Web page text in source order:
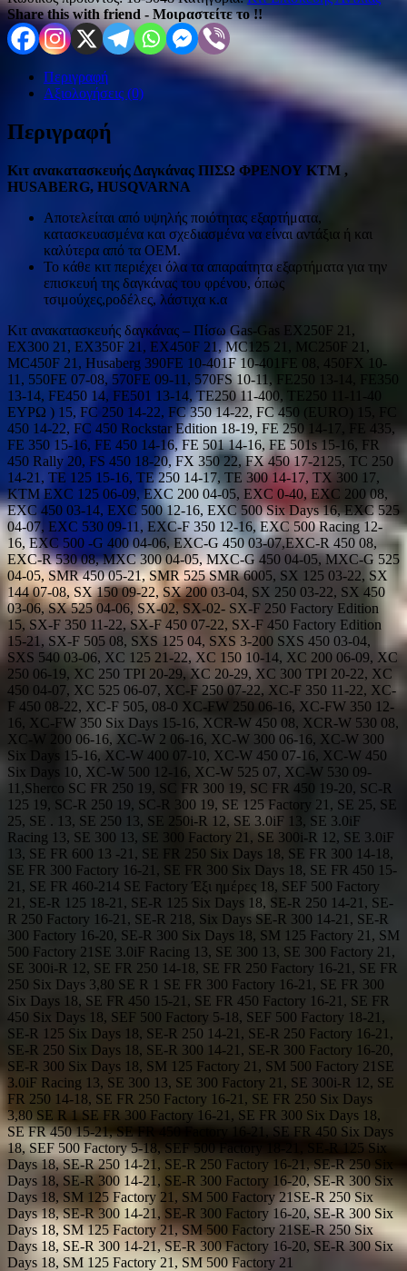
Share this with friend - Μοιραστείτε το !!
Περιγραφή
Αξιολογήσεις (0)
Περιγραφή
Κιτ ανακατασκευής Δαγκάνας ΠΙΣΩ ΦΡΕΝΟΥ KTM ,
HUSABERG, HUSQVARNA
Αποτελείται από υψηλής ποιότητας εξαρτήματα,
κατασκευασμένα και σχεδιασμένα να είναι αντάξια ή και
καλύτερα από τα ΟΕΜ.
Το κάθε κιτ περιέχει όλα τα απαραίτητα εξαρτήματα για την
επισκευή της δαγκάνας του φρένου, όπως
τσιμούχες,ροδέλες, λάστιχα κ.α
Κιτ ανακατασκευής δαγκάνας – Πίσω Gas-Gas EX250F 21,
EX300 21, EX350F 21, EX450F 21, MC125 21, MC250F 21,
MC450F 21, Husaberg 390FE 10-401F 10-401FE 08, 450FX 10-
11, 550FE 07-08, 570FE 09-11, 570FS 10-11, FE250 13-14, FE350
13-14, FE450 14, FE501 13-14, TE250 11-400, TE250 11-11-40
ΕΥΡΩ ) 15, FC 250 14-22, FC 350 14-22, FC 450 (EURO) 15, FC
450 14-22, FC 450 Rockstar Edition 18-19, FE 250 14-17, FE 435,
FE 350 15-16, FE 450 14-16, FE 501 14-16, FE 501s 15-16, FR
450 Rally 20, FS 450 18-20, FX 350 22, FX 450 17-2125, TC 250
14-21, TE 125 15-16, TE 250 14-17, TE 300 14-17, TX 300 17,
KTM EXC 125 06-09, EXC 200 04-05, EXC 0-40, EXC 200 08,
EXC 450 03-14, EXC 500 12-16, EXC 500 Six Days 16, EXC 525
04-07, EXC 530 09-11, EXC-F 350 12-16, EXC 500 Racing 12-
16, EXC 500 -G 400 04-06, EXC-G 450 03-07,EXC-R 450 08,
EXC-R 530 08, MXC 300 04-05, MXC-G 450 04-05, MXC-G 525
04-05, SMR 450 05-21, SMR 525 SMR 6005, SX 125 03-22, SX
144 07-08, SX 150 09-22, SX 200 03-04, SX 250 03-22, SX 450
03-06, SX 525 04-06, SX-02, SX-02- SX-F 250 Factory Edition
15, SX-F 350 11-22, SX-F 450 07-22, SX-F 450 Factory Edition
15-21, SX-F 505 08, SXS 125 04, SXS 3-200 SXS 450 03-04,
SXS 540 03-06, XC 125 21-22, XC 150 10-14, XC 200 06-09, XC
250 06-19, XC 250 TPI 20-29, XC 20-29, XC 300 TPI 20-22, XC
450 04-07, XC 525 06-07, XC-F 250 07-22, XC-F 350 11-22, XC-
F 450 08-22, XC-F 505, 08-0 XC-FW 250 06-16, XC-FW 350 12-
16, XC-FW 350 Six Days 15-16, XCR-W 450 08, XCR-W 530 08,
XC-W 200 06-16, XC-W 2 06-16, XC-W 300 06-16, XC-W 300
Six Days 15-16, XC-W 400 07-10, XC-W 450 07-16, XC-W 450
Six Days 10, XC-W 500 12-16, XC-W 525 07, XC-W 530 09-
11,Sherco SC FR 250 19, SC FR 300 19, SC FR 450 19-20, SC-R
125 19, SC-R 250 19, SC-R 300 19, SE 125 Factory 21, SE 25, SE
25, SE . 13, SE 250 13, SE 250i-R 12, SE 3.0iF 13, SE 3.0iF
Racing 13, SE 300 13, SE 300 Factory 21, SE 300i-R 12, SE 3.0iF
13, SE FR 600 13 -21, SE FR 250 Six Days 18, SE FR 300 14-18,
SE FR 300 Factory 16-21, SE FR 300 Six Days 18, SE FR 450 15-
21, SE FR 460-214 SE Factory Έξι ημέρες 18, SEF 500 Factory
21, SE-R 125 18-21, SE-R 125 Six Days 18, SE-R 250 14-21, SE-
R 250 Factory 16-21, SE-R 218, Six Days SE-R 300 14-21, SE-R
300 Factory 16-20, SE-R 300 Six Days 18, SM 125 Factory 21, SM
500 Factory 21SE 3.0iF Racing 13, SE 300 13, SE 300 Factory 21,
SE 300i-R 12, SE FR 250 14-18, SE FR 250 Factory 16-21, SE FR
250 Six Days 3,80 SE R 1 SE FR 300 Factory 16-21, SE FR 300
Six Days 18, SE FR 450 15-21, SE FR 450 Factory 16-21, SE FR
450 Six Days 18, SEF 500 Factory 5-18, SEF 500 Factory 18-21,
SE-R 125 Six Days 18, SE-R 250 14-21, SE-R 250 Factory 16-21,
SE-R 250 Six Days 18, SE-R 300 14-21, SE-R 300 Factory 16-20,
SE-R 300 Six Days 18, SM 125 Factory 21, SM 500 Factory 21SE
3.0iF Racing 13, SE 300 13, SE 300 Factory 21, SE 300i-R 12, SE
FR 250 14-18, SE FR 250 Factory 16-21, SE FR 250 Six Days
3,80 SE R 1 SE FR 300 Factory 16-21, SE FR 300 Six Days 18,
SE FR 450 15-21, SE FR 450 Factory 16-21, SE FR 450 Six Days
18, SEF 500 Factory 5-18, SEF 500 Factory 18-21, SE-R 125 Six
Days 18, SE-R 250 14-21, SE-R 250 Factory 16-21, SE-R 250 Six
Days 18, SE-R 300 14-21, SE-R 300 Factory 16-20, SE-R 300 Six
Days 18, SM 125 Factory 21, SM 500 Factory 21SE-R 250 Six
Days 18, SE-R 300 14-21, SE-R 300 Factory 16-20, SE-R 300 Six
Days 18, SM 125 Factory 21, SM 500 Factory 21SE-R 250 Six
Days 18, SE-R 300 14-21, SE-R 300 Factory 16-20, SE-R 300 Six
Days 18, SM 125 Factory 21, SM 500 Factory 21